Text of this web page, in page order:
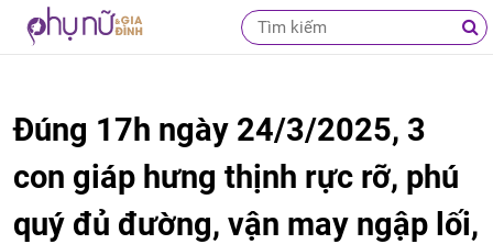
Đúng 17h ngày 24/3/2025, 3
con giáp hưng thịnh rực rỡ, phú
quý đủ đường, vận may ngập lối,